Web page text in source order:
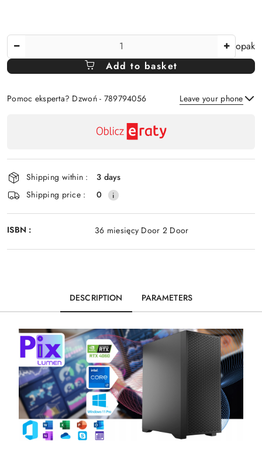
Of
opak
Add to basket
Pomoc eksperta? Dzwoń - 789794056 Leave your phone
and
delivery
Shipping within :
3 days
Shipping price :
0
ISBN : 36 miesięcy Door 2 Door
DESCRIPTION PARAMETERS